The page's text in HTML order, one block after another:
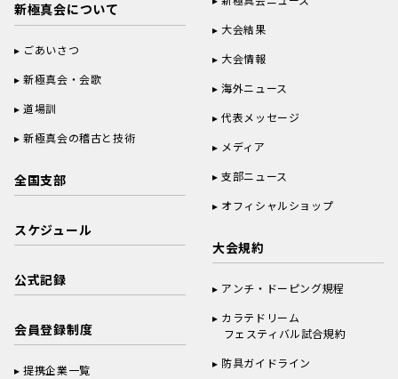
新極真会について
ごあいさつ
新極真会・会歌
道場訓
新極真会の稽古と技術
全国支部
スケジュール
公式記録
会員登録制度
提携企業一覧
大会結果
大会情報
海外ニュース
代表メッセージ
メディア
支部ニュース
オフィシャルショップ
大会規約
アンチ・ドーピング規程
カラテドリーム
フェスティバル試合規約
防具ガイドライン